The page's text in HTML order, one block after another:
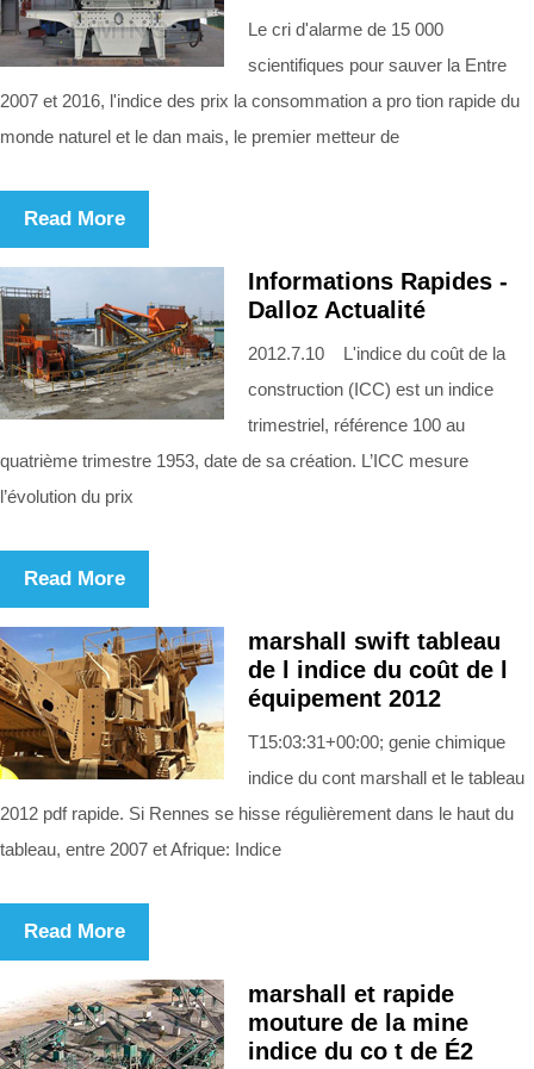
Le cri d'alarme de 15 000
scientifiques pour sauver la Entre
2007 et 2016, l'indice des prix la consommation a pro tion rapide du
monde naturel et le dan mais, le premier metteur de
Read More
Informations Rapides -
Dalloz Actualité
2012.7.10 L'indice du coût de la
construction (ICC) est un indice
trimestriel, référence 100 au
quatrième trimestre 1953, date de sa création. L’ICC mesure
l’évolution du prix
Read More
marshall swift tableau
de l indice du coût de l
équipement 2012
T15:03:31+00:00; genie chimique
indice du cont marshall et le tableau
2012 pdf rapide. Si Rennes se hisse régulièrement dans le haut du
tableau, entre 2007 et Afrique: Indice
Read More
marshall et rapide
mouture de la mine
indice du co t de É2